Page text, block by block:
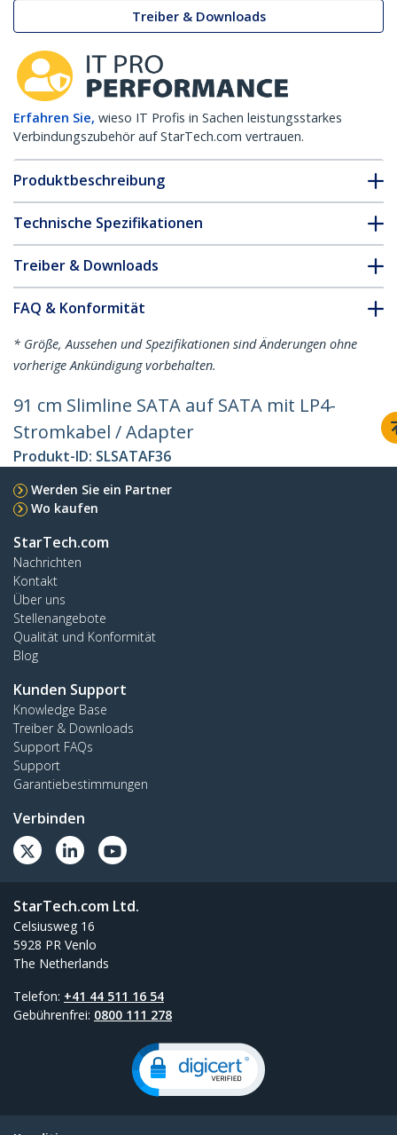
Treiber & Downloads
Erfahren Sie, wieso IT Profis in Sachen leistungsstarkes
Verbindungszubehör auf StarTech.com vertrauen.
Produktbeschreibung
Technische Spezifikationen
Treiber & Downloads
FAQ & Konformität
* Größe, Aussehen und Spezifikationen sind Änderungen ohne
vorherige Ankündigung vorbehalten.
91 cm Slimline SATA auf SATA mit LP4-
Stromkabel / Adapter
Produkt-ID: SLSATAF36
Werden Sie ein Partner
Wo kaufen
StarTech.com
Nachrichten
Kontakt
Über uns
Stellenangebote
Qualität und Konformität
Blog
Kunden Support
Knowledge Base
Treiber & Downloads
Support FAQs
Support
Garantiebestimmungen
Verbinden
StarTech.com Ltd.
Celsiusweg 16
5928 PR Venlo
The Netherlands
Telefon: +41 44 511 16 54
Gebührenfrei: 0800 111 278